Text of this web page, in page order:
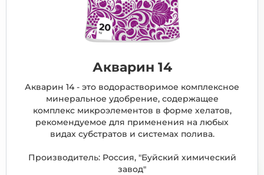
Акварин 14
Акварин 14 - это водорастворимое комплексное
минеральное удобрение, содержащее
комплекс микроэлементов в форме хелатов,
рекомендуемое для применения на любых
видах субстратов и системах полива.
Производитель: Россия, "Буйский химический
завод"